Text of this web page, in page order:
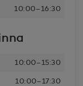
10:00–16:30
10:00–15:30
10:00–17:30